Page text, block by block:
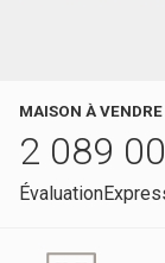
MAISON À
2 089